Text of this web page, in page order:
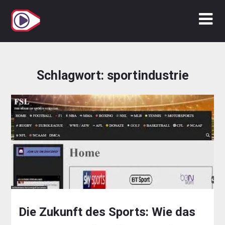
Inhalt
springen
Schlagwort: sportindustrie
Die Zukunft des Sports: Wie das